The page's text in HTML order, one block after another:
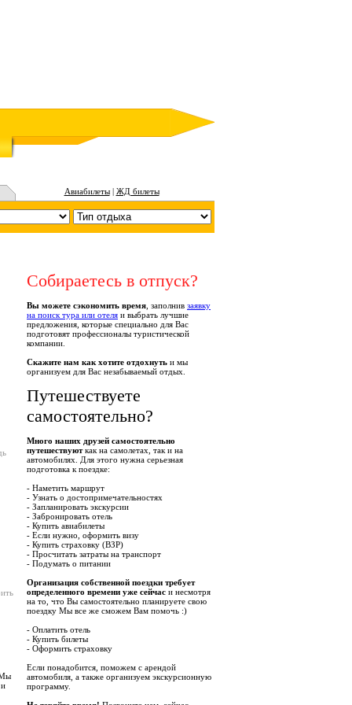
Авиабилеты| ЖД билеты
Мы
Собираетесь в отпуск?
Вы можете сэкономить время , заполнив заявку
на поиск тура или отеля и выбрать лучшие
предложения, которые специально для Вас
подготовят профессионалы туристической
компании.
Скажите нам как хотите отдохнуть и мы
организуем для Вас незабываемый отдых.
Путешествуете
самостоятельно?
Много наших друзей самостоятельно
путешествуюткак на самолетах, так и на
автомобилях. Для этого нужна серьезная
подготовка к поездке:
- Наметить маршрут
- Узнать о достопримечательностях
- Запланировать экскурсии
- Забронировать отель
- Купить авиабилеты
- Если нужно, оформить визу
- Купить страховку (ВЗР)
- Просчитать затраты на транспорт
- Подумать о питании
Организация собственной поездки требует
определенного времени уже сейчас и несмотря
на то, что Вы самостоятельно планируете свою
поездку Мы все же сможем Вам помочь :)
- Оплатить отель
- Купить билеты
- Оформить страховку
Если понадобится, поможем с арендой
автомобиля, а также организуем экскурсионную
программу.